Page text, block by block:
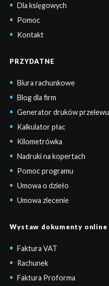
Dla księgowych
Pomoc
Kontakt
PRZYDATNE
Biura rachunkowe
Blog dla firm
Generator druków przelewu
Kalkulator płac
Kilometrówka
Nadruki na kopertach
Pomoc programu
Umowa o dzieło
Umowa zlecenie
Wystaw dokumenty online
Faktura VAT
Rachunek
Faktura Proforma